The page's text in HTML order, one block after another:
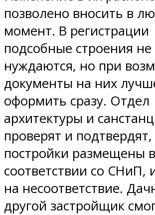
позволено вносить в
момент. В регистрации
подсобные строения не
нуждаются, но при
документы на них
оформить сразу. Отдел
архитектуры и
проверят и подтвердят,
постройки размещены в
соответствии со СНиП,
на несоответствие.
другой застройщик